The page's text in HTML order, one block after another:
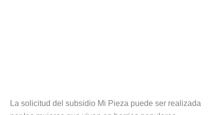
La solicitud del subsidio Mi Pieza puede ser realizada